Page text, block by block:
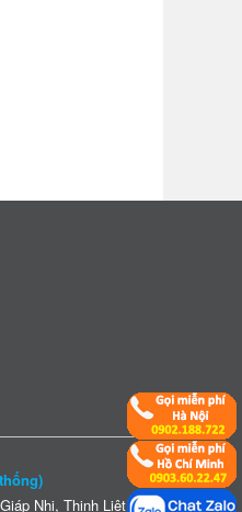
Nhị, Thịnh Liệt,